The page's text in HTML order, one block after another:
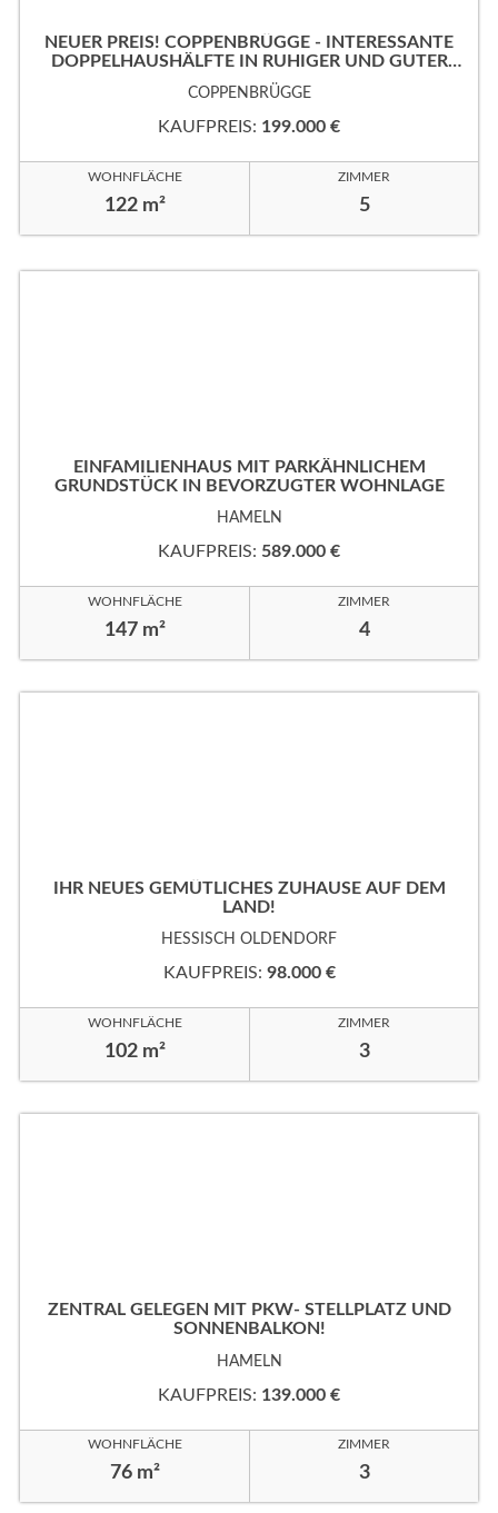
NEUER PREIS! COPPENBRÜGGE - INTERESSANTE
DOPPELHAUSHÄLFTE IN RUHIGER UND GUTER
WOHNLAGE!
COPPENBRÜGGE
KAUFPREIS: 199.000 €
WOHNFLÄCHE
122 m²
ZIMMER
5
EINFAMILIENHAUS MIT PARKÄHNLICHEM
GRUNDSTÜCK IN BEVORZUGTER WOHNLAGE
HAMELN
KAUFPREIS: 589.000 €
WOHNFLÄCHE
147 m²
ZIMMER
4
IHR NEUES GEMÜTLICHES ZUHAUSE AUF DEM
LAND!
HESSISCH OLDENDORF
KAUFPREIS: 98.000 €
WOHNFLÄCHE
102 m²
ZIMMER
3
ZENTRAL GELEGEN MIT PKW- STELLPLATZ UND
SONNENBALKON!
HAMELN
KAUFPREIS: 139.000 €
WOHNFLÄCHE
76 m²
ZIMMER
3